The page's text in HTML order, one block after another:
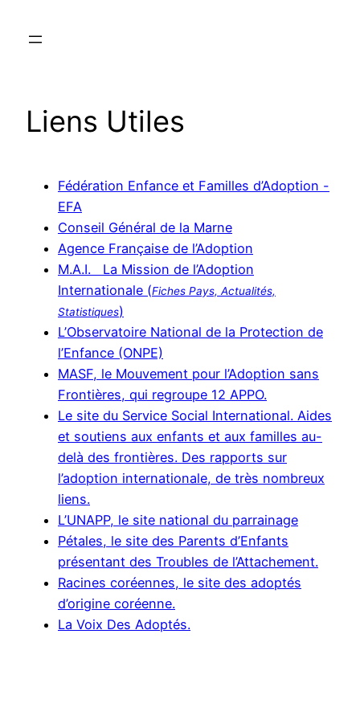
Liens Utiles
Fédération Enfance et Familles d’Adoption -
EFA
Conseil Général de la Marne
Agence Française de l’Adoption
M.A.I. La Mission de l’Adoption
Internationale (Fiches Pays, Actualités,
Statistiques)
L’Observatoire National de la Protection de
l’Enfance (ONPE)
MASF, le Mouvement pour l’Adoption sans
Frontières, qui regroupe 12 APPO.
Le site du Service Social International. Aides
et soutiens aux enfants et aux familles au-
delà des frontières. Des rapports sur
l’adoption internationale, de très nombreux
liens.
L’UNAPP, le site national du parrainage
Pétales, le site des Parents d’Enfants
présentant des Troubles de l’Attachement.
Racines coréennes, le site des adoptés
d’origine coréenne.
La Voix Des Adoptés.